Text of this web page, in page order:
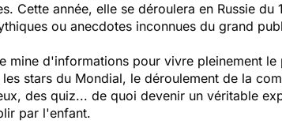
Cette année, elle se déroulera en Russie
ou anecdotes inconnues du grand
mine d'informations pour vivre pleinement
stars du Mondial, le déroulement de la
des quiz... de quoi devenir un véritable
par l'enfant.